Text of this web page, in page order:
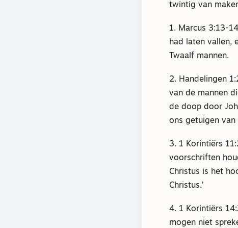
twintig van
1. Marcus 3:13-
had laten vallen,
Twaalf mannen.
2. Handelingen
van de mannen
de doop door
ons getuigen van
3. 1 Korintiërs
voorschriften
Christus is het
Christus.’
4. 1 Korintiërs
mogen niet